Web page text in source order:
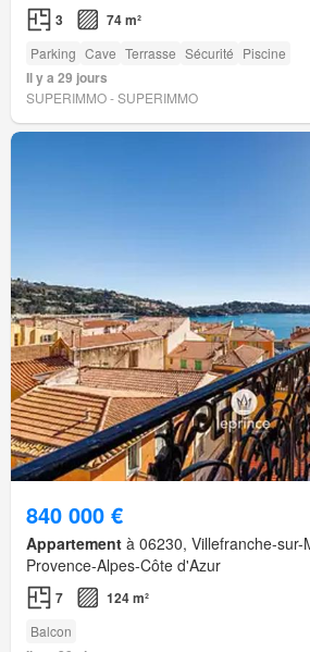
3 74 m²
Parking Cave Terrasse Sécurité Piscine
Il y a 29 jours
SUPERIMMO - SUPERIMMO
840 000 €
Appartement à 06230, Villefranche-sur-
Provence-Alpes-Côte d'Azur
7 124 m²
Balcon